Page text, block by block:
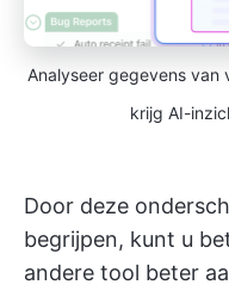
Analyseer gegevens van
krijg AI-
Door deze
begrijpen, kunt u
andere tool beter